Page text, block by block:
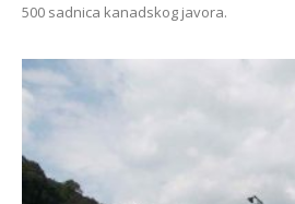
500 sadnica kanadskog javora.